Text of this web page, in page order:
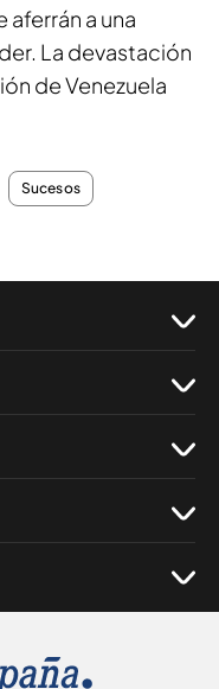
aferrán a una
La devastación
de Venezuela
Sucesos